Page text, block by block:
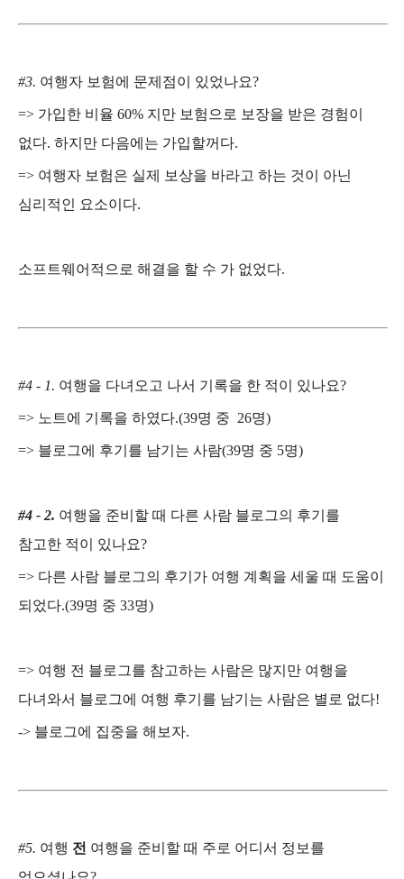
#3. 여행자 보험에 문제점이 있었나요?
=> 가입한 비율 60% 지만 보험으로 보장을 받은 경험이
없다. 하지만 다음에는 가입할꺼다.
=> 여행자 보험은 실제 보상을 바라고 하는 것이 아닌
심리적인 요소이다.
소프트웨어적으로 해결을 할 수 가 없었다.
#4 - 1. 여행을 다녀오고 나서 기록을 한 적이 있나요?
=> 노트에 기록을 하였다.(39명 중 26명)
=> 블로그에 후기를 남기는 사람(39명 중 5명)
#4 - 2. 여행을 준비할 때 다른 사람 블로그의 후기를
참고한 적이 있나요?
=> 다른 사람 블로그의 후기가 여행 계획을 세울 때 도움이
되었다.(39명 중 33명)
=> 여행 전 블로그를 참고하는 사람은 많지만 여행을
다녀와서 블로그에 여행 후기를 남기는 사람은 별로 없다!
-> 블로그에 집중을 해보자.
#5. 여행 전 여행을 준비할 때 주로 어디서 정보를